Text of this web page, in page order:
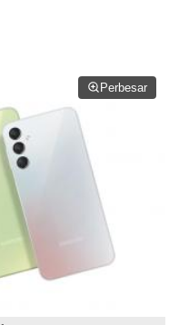
Perbesar